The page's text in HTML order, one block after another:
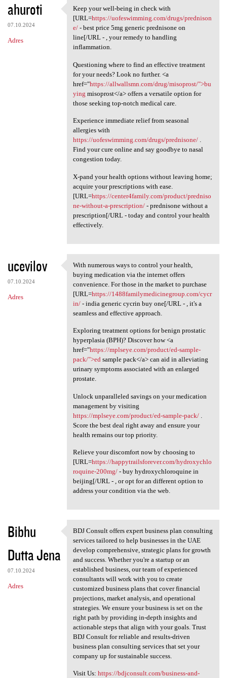
ahuroti
07.10.2024
Adres
Keep your well-being in check
Keep your well-being in check with
[URL=https://uofeswimming.com/drugs/prednison
e/- best price 5mg generic prednisone on
line[/URL - , your remedy to handling
inflammation.
Questioning where to find an effective treatment
for your needs? Look no further. <a
href="https://allwallsmn.com/drug/misoprost/">bu
ying misoprost</a> offers a versatile option for
those seeking top-notch medical care.
Experience immediate relief from seasonal
allergies with
https://uofeswimming.com/drugs/prednisone/.
Find your cure online and say goodbye to nasal
congestion today.
X-pand your health options without leaving home;
acquire your prescriptions with ease.
[URL=https://center4family.com/product/predniso
ne-without-a-prescription/- prednisone without a
prescription[/URL - today and control your health
effectively.
ucevilov
07.10.2024
Adres
With numerous ways to control
With numerous ways to control your health,
buying medication via the internet offers
convenience. For those in the market to purchase
[URL=https://1488familymedicinegroup.com/cycr
in/- india generic cycrin buy one[/URL - , it's a
seamless and effective approach.
Exploring treatment options for benign prostatic
hyperplasia (BPH)? Discover how <a
href="https://mplseye.com/product/ed-sample-
pack/">edsample pack</a> can aid in alleviating
urinary symptoms associated with an enlarged
prostate.
Unlock unparalleled savings on your medication
management by visiting
https://mplseye.com/product/ed-sample-pack/.
Score the best deal right away and ensure your
health remains our top priority.
Relieve your discomfort now by choosing to
[URL=https://happytrailsforever.com/hydroxychlo
roquine-200mg/- buy hydroxychloroquine in
beijing[/URL - , or opt for an different option to
address your condition via the web.
Bibhu
Dutta Jena
07.10.2024
Adres
BDJ Consult offers expert
BDJ Consult offers expert business plan consulting
services tailored to help businesses in the UAE
develop comprehensive, strategic plans for growth
and success. Whether you're a startup or an
established business, our team of experienced
consultants will work with you to create
customized business plans that cover financial
projections, market analysis, and operational
strategies. We ensure your business is set on the
right path by providing in-depth insights and
actionable steps that align with your goals. Trust
BDJ Consult for reliable and results-driven
business plan consulting services that set your
company up for sustainable success.
Visit Us: https://bdjconsult.com/business-and-